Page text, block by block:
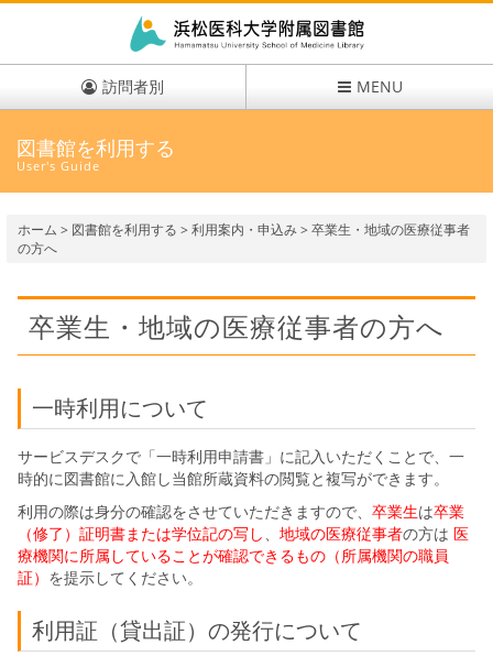
訪問者別 MENU
図書館を利用する
User's Guide
ホーム > 図書館を利用する > 利用案内・申込み> 卒業生・地域の医療従事者
の方へ
卒業生・地域の医療従事者の方へ
一時利用について
サービスデスクで「一時利用申請書」に記入いただくことで、一
時的に図書館に入館し当館所蔵資料の閲覧と複写ができます。
利用の際は身分の確認をさせていただきますので、 卒業生は卒業
（修了）証明書または学位記の写し、 地域の医療従事者の方は 医
療機関に所属していることが確認できるもの（所属機関の職員
証） を提示してください。
利用証（貸出証）の発行について